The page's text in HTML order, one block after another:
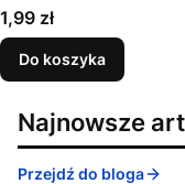
Cena
1,99 zł
Do koszyka
Najnowsze
Przejdź do bloga